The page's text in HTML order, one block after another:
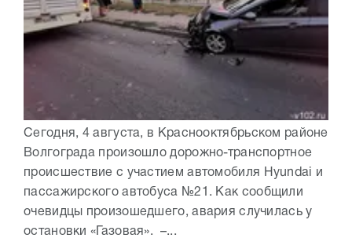
Сегодня, 4 августа, в Краснооктябрьском районе
Волгограда произошло дорожно-транспортное
происшествие с участием автомобиля Hyundai и
пассажирского автобуса №21. Как сообщили
очевидцы произошедшего, авария случилась у
остановки «Газовая». –...